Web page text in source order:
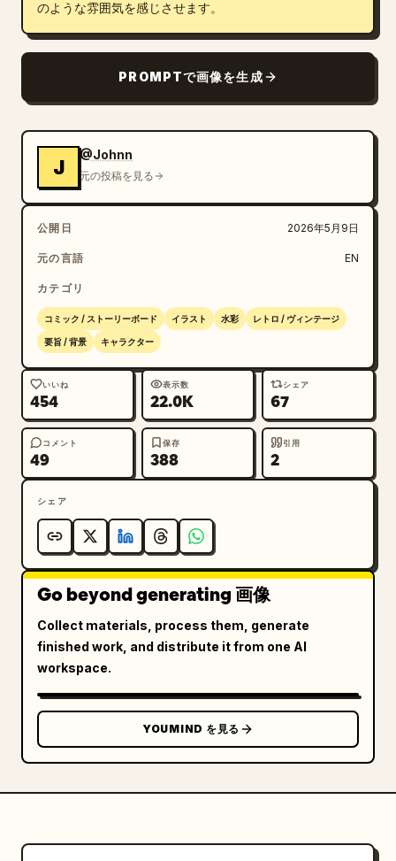
のような雰囲気を感じさせます。
PROMPTで画像を生成
J
@Johnn
元の投稿を見る
公開日 2026年5月9日
元の言語 EN
カテゴリ
コミック / ストーリーボード イラスト 水彩 レトロ / ヴィンテージ
要旨 / 背景 キャラクター
いいね
454
表示数
22.0K
シェア
67
コメント
49
保存
388
引用
2
シェア
Go beyond generating 画像
Collect materials, process them, generate
finished work, and distribute it from one AI
workspace.
YOUMIND を見る